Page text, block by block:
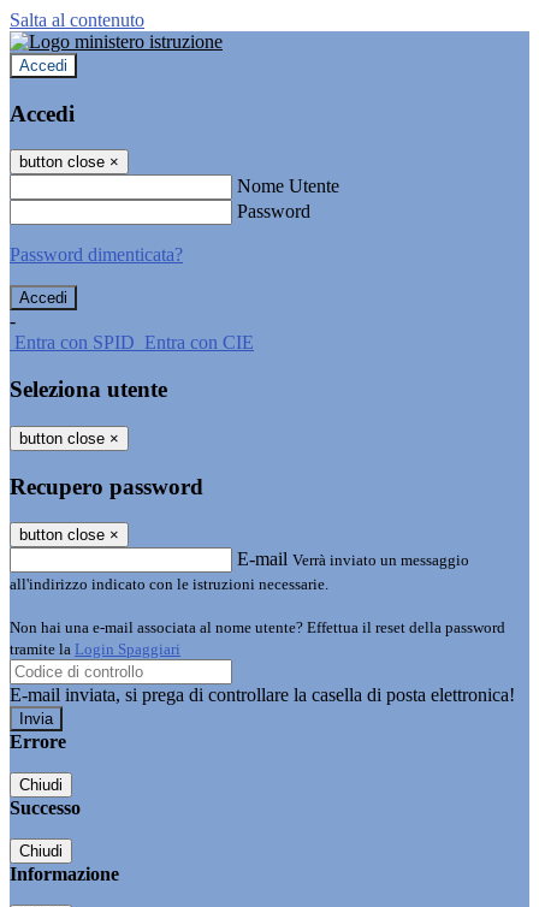
Salta al contenuto
Accedi
Accedi
button close ×
Nome Utente
Password
Password dimenticata?
-
Entra con SPID Entra con CIE
Seleziona utente
button close ×
Recupero password
button close ×
E-mail Verrà inviato un messaggio
all'indirizzo indicato con le istruzioni necessarie.
Non hai una e-mail associata al nome utente? Effettua il reset della password
tramite la Login Spaggiari
E-mail inviata, si prega di controllare la casella di posta elettronica!
Errore
Chiudi
Successo
Chiudi
Informazione